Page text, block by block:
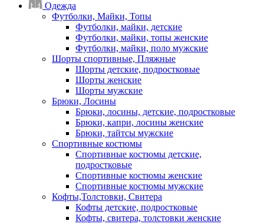
Одежда
Футболки, Майки, Топы
Футболки, майки, детские
Футболки, майки, топы женские
Футболки, майки, поло мужские
Шорты спортивные, Пляжные
Шорты детские, подростковые
Шорты женские
Шорты мужские
Брюки, Лосины
Брюки, лосины, детские, подростковые
Брюки, капри, лосины женские
Брюки, тайтсы мужские
Спортивные костюмы
Спортивные костюмы детские,
подростковые
Спортивные костюмы женские
Спортивные костюмы мужские
Кофты,Толстовки, Свитера
Кофты детские, подростковые
Кофты, свитера, толстовки женские